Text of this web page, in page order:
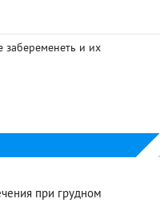
забеременеть и их
при грудном